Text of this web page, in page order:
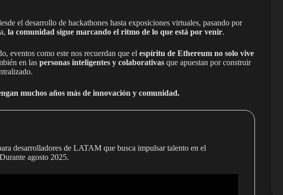
el desarrollo de hackathones hasta exposiciones virtuales, pasando por
la comunidad sigue marcando el ritmo de lo que está por venir.
eventos como este nos recuerdan que el espíritu de Ethereum no solo vive
en las personas inteligentes y colaborativas que apuestan por construir
muchos años más de innovación y comunidad.
desarrolladores de LATAM que busca impulsar talento en el
agosto 2025.